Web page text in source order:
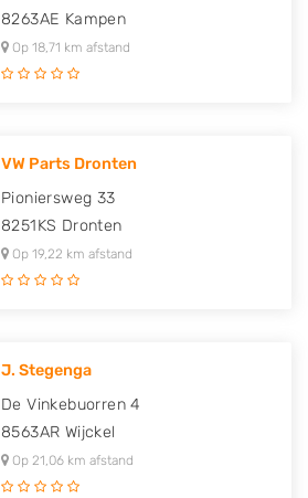
8263AE Kampen
Op 18,71 km afstand
VW Parts Dronten
Pioniersweg 33
8251KS Dronten
Op 19,22 km afstand
J. Stegenga
De Vinkebuorren 4
8563AR Wijckel
Op 21,06 km afstand